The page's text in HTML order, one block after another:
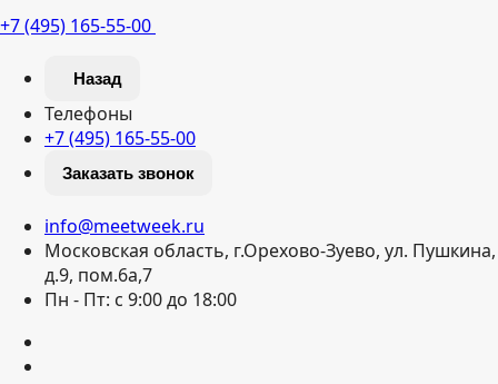
+7 (495) 165-55-00
Назад
Телефоны
+7 (495) 165-55-00
Заказать звонок
info@meetweek.ru
Московская область, г.Орехово-Зуево, ул. Пушкина,
д.9, пом.6а,7
Пн - Пт: с 9:00 до 18:00